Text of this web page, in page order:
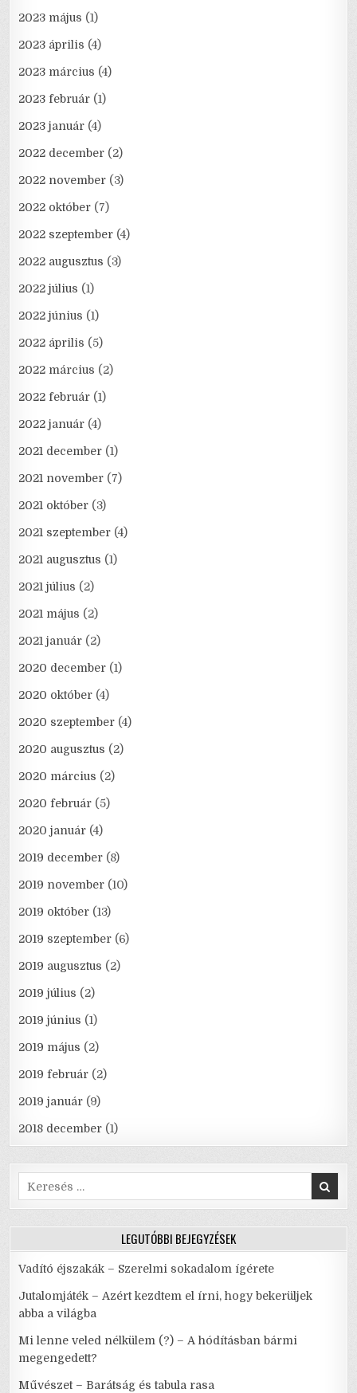
2023 május (1)
2023 április (4)
2023 március (4)
2023 február (1)
2023 január (4)
2022 december (2)
2022 november (3)
2022 október (7)
2022 szeptember (4)
2022 augusztus (3)
2022 július (1)
2022 június (1)
2022 április (5)
2022 március (2)
2022 február (1)
2022 január (4)
2021 december (1)
2021 november (7)
2021 október (3)
2021 szeptember (4)
2021 augusztus (1)
2021 július (2)
2021 május (2)
2021 január (2)
2020 december (1)
2020 október (4)
2020 szeptember (4)
2020 augusztus (2)
2020 március (2)
2020 február (5)
2020 január (4)
2019 december (8)
2019 november (10)
2019 október (13)
2019 szeptember (6)
2019 augusztus (2)
2019 július (2)
2019 június (1)
2019 május (2)
2019 február (2)
2019 január (9)
2018 december (1)
Search
for:
LEGUTÓBBI BEJEGYZÉSEK
Vadító éjszakák – Szerelmi sokadalom ígérete
Jutalomjáték – Azért kezdtem el írni, hogy bekerüljek
abba a világba
Mi lenne veled nélkülem (?) – A hódításban bármi
megengedett?
Művészet – Barátság és tabula rasa